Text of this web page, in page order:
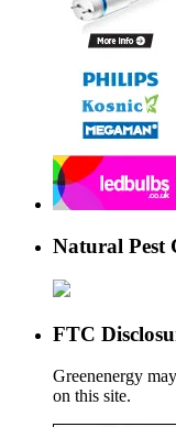
Natural Pest
FTC
Greenenergy
on this site.